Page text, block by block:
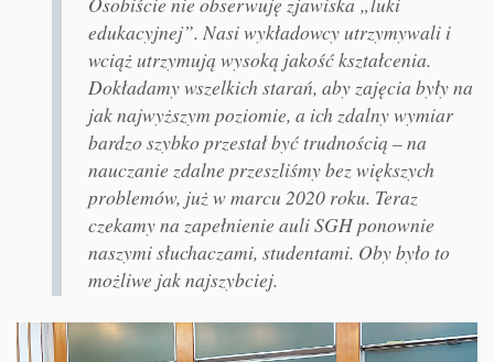
edukacyjnej”. Nasi wykładowcy utrzymywali i
wciąż utrzymują wysoką jakość kształcenia.
Dokładamy wszelkich starań, aby zajęcia były na
jak najwyższym poziomie, a ich zdalny wymiar
bardzo szybko przestał być trudnością – na
nauczanie zdalne przeszliśmy bez większych
problemów, już w marcu 2020 roku. Teraz
czekamy na zapełnienie auli SGH ponownie
naszymi słuchaczami, studentami. Oby było to
możliwe jak najszybciej.